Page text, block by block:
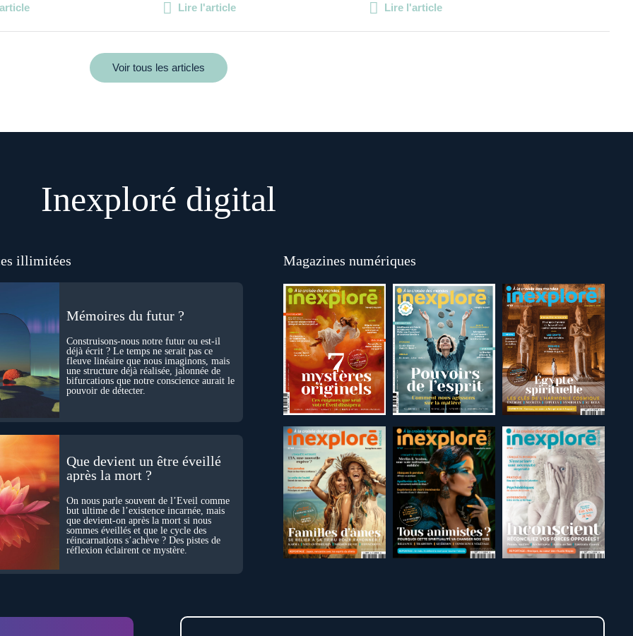
Lire l'article Lire l'article
Voir tous les articles
Inexploré digital
illimitées
Mémoires du futur ?
Construisons-nous notre futur ou est-il
déjà écrit ? Le temps ne serait pas ce
fleuve linéaire que nous imaginons, mais
une structure déjà réalisée, jalonnée de
bifurcations que notre conscience aurait le
pouvoir de détecter.
Que devient un être éveillé
après la mort ?
On nous parle souvent de l’Éveil comme
but ultime de l’existence incarnée, mais
que devient-on après la mort si nous
sommes éveillés et que le cycle des
réincarnations s’achève ? Des pistes de
réflexion éclairent ce mystère.
Magazines numériques